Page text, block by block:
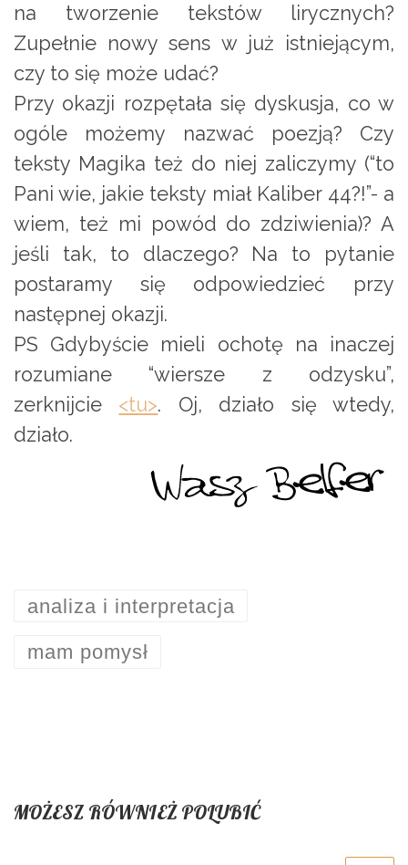
na tworzenie tekstów lirycznych?
Zupełnie nowy sens w już istniejącym,
czy to się może udać?
Przy okazji rozpętała się dyskusja, co w
ogóle możemy nazwać poezją? Czy
teksty Magika też do niej zaliczymy (“to
Pani wie, jakie teksty miał Kaliber 44?!”- a
wiem, też mi powód do zdziwienia)? A
jeśli tak, to dlaczego? Na to pytanie
postaramy się odpowiedzieć przy
następnej okazji.
PS Gdybyście mieli ochotę na inaczej
rozumiane “wiersze z odzysku”,
zerknijcie <tu>. Oj, działo się wtedy,
działo.
analiza i interpretacja
mam pomysł
MOŻESZ RÓWNIEŻ POLUBIĆ